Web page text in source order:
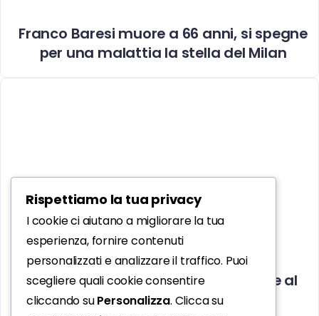
Franco Baresi muore a 66 anni, si spegne
per una malattia la stella del Milan
Lino Banfi: «I nonni devono ritornare al
centro della famiglia italiana»
Rispettiamo la tua privacy
I cookie ci aiutano a migliorare la tua
esperienza, fornire contenuti
personalizzati e analizzare il traffico. Puoi
scegliere quali cookie consentire
cliccando suPersonalizza. Clicca su